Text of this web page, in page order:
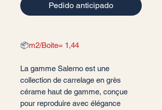
Pedido anticipado
📦m2/Boite= 1,44
La gamme Salerno est une
collection de carrelage en grès
cérame haut de gamme, conçue
pour reproduire avec élégance